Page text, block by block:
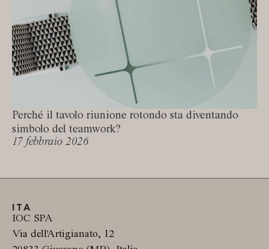
Perché il tavolo riunione rotondo sta diventando
simbolo del teamwork?
17 febbraio 2026
ITA
IOC SPA
Via dell'Artigianato, 12